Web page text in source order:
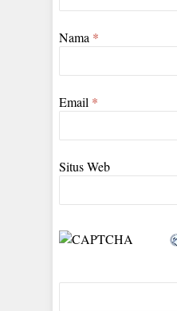
Nama *
Email *
Situs Web